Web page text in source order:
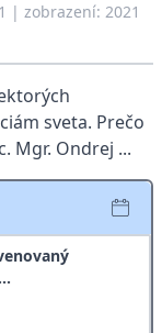
| zobrazení: 2021
sveta. Prečo
Mgr. Ondrej ...